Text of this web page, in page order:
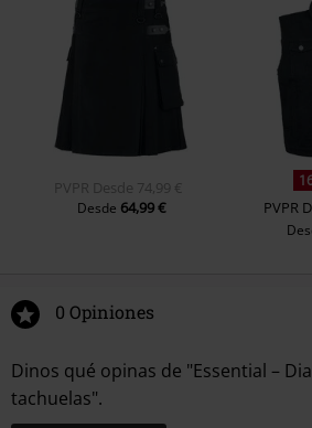
PVPR Desde 74,99 €
Desde 64,99 € PVPR
0 Opiniones
Dinos qué opinas de "Essential –
tachuelas".